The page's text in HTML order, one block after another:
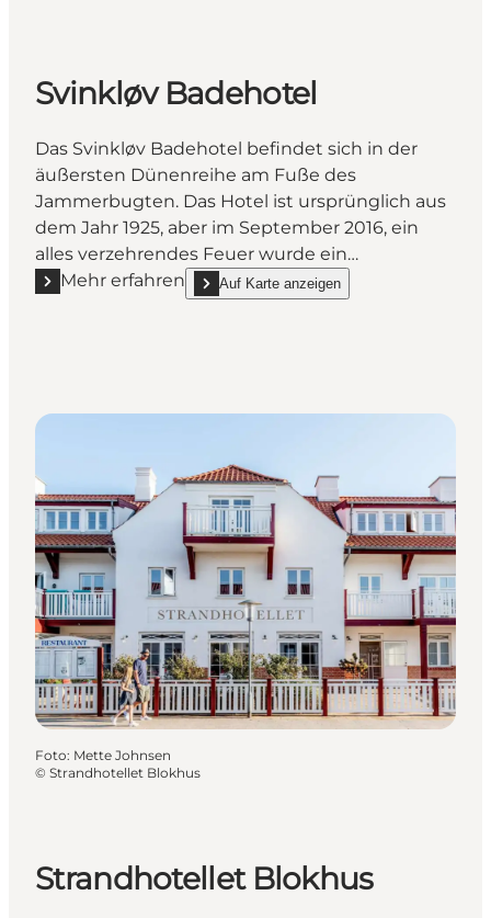
Svinkløv Badehotel
Das Svinkløv Badehotel befindet sich in der
äußersten Dünenreihe am Fuße des
Jammerbugten. Das Hotel ist ursprünglich aus
dem Jahr 1925, aber im September 2016, ein
alles verzehrendes Feuer wurde ein…
Mehr erfahren
Mehr erfahren "Svinkløv Badehotel"
Auf Karte anzeigen
show Svinkløv Badehotel on_map
Foto: Mette Johnsen
© Strandhotellet Blokhus
Strandhotellet Blokhus